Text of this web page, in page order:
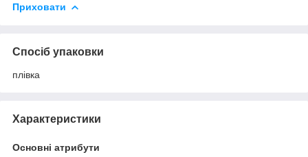
Приховати
Спосіб упаковки
плівка
Характеристики
Основні атрибути